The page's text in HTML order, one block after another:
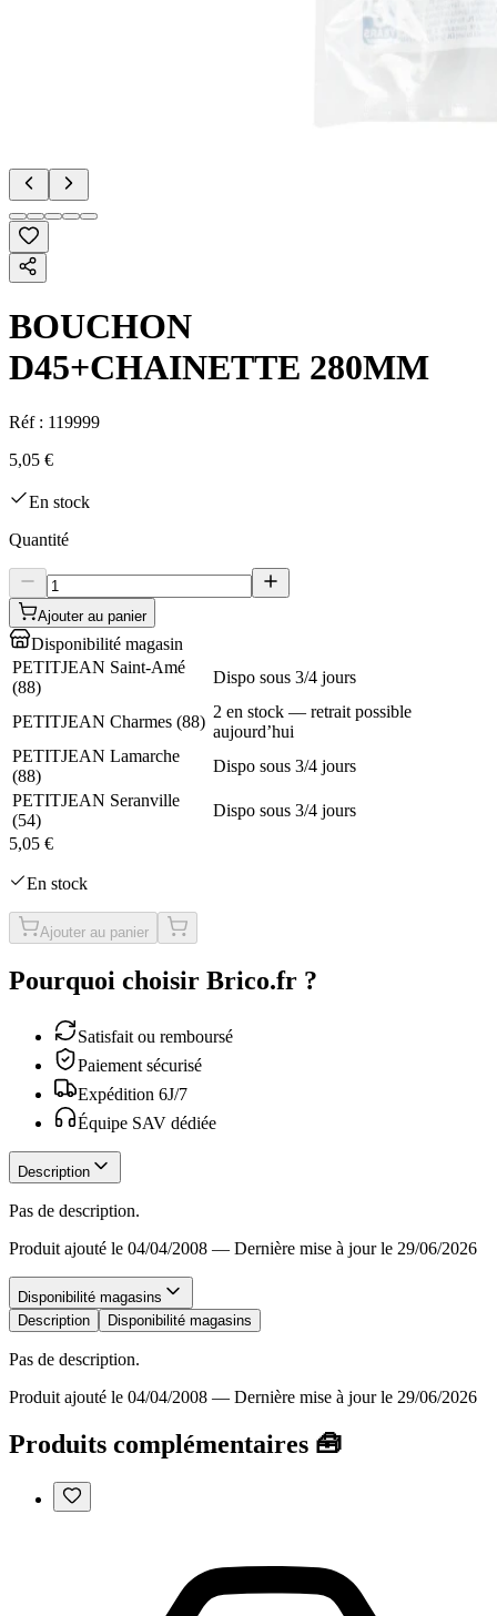
BOUCHON
D45+CHAINETTE 280MM
Réf : 119999
5,05 €
En stock
Quantité
Ajouter au panier
Disponibilité magasin
PETITJEAN Saint-Amé
(88)
Dispo sous 3/4 jours
PETITJEAN Charmes (88)
2 en stock — retrait possible
aujourd’hui
PETITJEAN Lamarche
(88)
Dispo sous 3/4 jours
PETITJEAN Seranville
(54)
Dispo sous 3/4 jours
5,05 €
En stock
Ajouter au panier
Pourquoi choisir Brico.fr ?
Satisfait ou remboursé
Paiement sécurisé
Expédition 6J/7
Équipe SAV dédiée
Description
Pas de description.
Produit ajouté le 04/04/2008 — Dernière mise à jour le 29/06/2026
Disponibilité magasins
Description
Disponibilité magasins
Pas de description.
Produit ajouté le 04/04/2008 — Dernière mise à jour le 29/06/2026
Produits complémentaires 🧰